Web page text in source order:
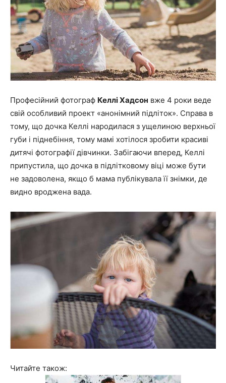
Професійний фотограф Келлі Хадсон вже 4 роки веде
свій особливий проект «анонімний підліток». Справа в
тому, що дочка Келлі народилася з ущелиною верхньої
губи і піднебіння, тому мамі хотілося зробити красиві
дитячі фотографії дівчинки. Забігаючи вперед, Келлі
припустила, що дочка в підлітковому віці може бути
не задоволена, якщо б мама публікувала її знімки, де
видно вроджена вада.
Читайте також: